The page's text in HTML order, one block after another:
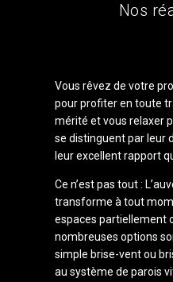
Nos
Vous rêvez de votre
pour profiter en toute
mérité et vous relaxer
se distinguent par leur
leur excellent rapport
Ce n’est pas tout :
transforme à tout
espaces partiellement
nombreuses options
simple brise-vent ou
au système de parois